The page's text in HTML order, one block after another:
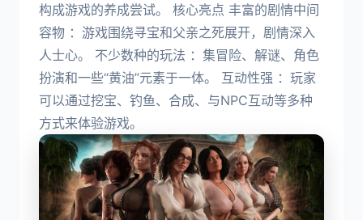
构成游戏的养成尝试。 核心亮点 丰富的剧情中间
容物 ：游戏围绕寻宝和父亲之死展开，剧情深入
人士心。 不少数种的玩法 ：集冒险、解谜、角色
扮演和一些“黄油”元素于一体。 互动性强 ：玩家
可以通过挖宝、钓鱼、合成、与NPC互动等多种
方式来体验游戏。